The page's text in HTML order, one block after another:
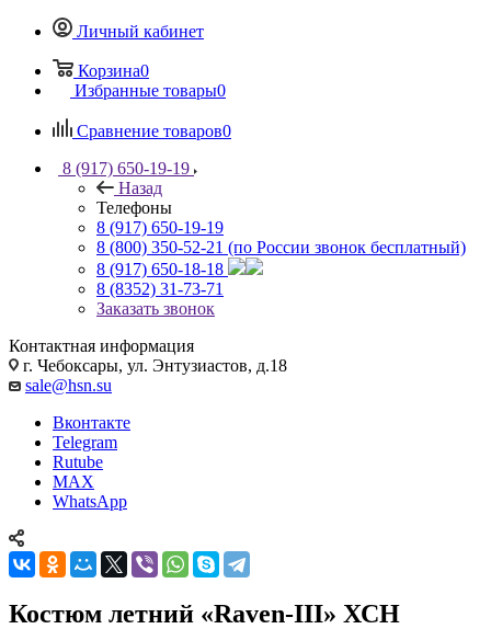
Личный кабинет
Корзина0
Избранные товары0
Сравнение товаров0
8 (917) 650-19-19
Назад
Телефоны
8 (917) 650-19-19
8 (800) 350-52-21 (по России звонок бесплатный)
8 (917) 650-18-18
8 (8352) 31-73-71
Заказать звонок
Контактная информация
г. Чебоксары, ул. Энтузиастов, д.18
sale@hsn.su
Вконтакте
Telegram
Rutube
MAX
WhatsApp
Костюм летний «Raven-III» ХСН